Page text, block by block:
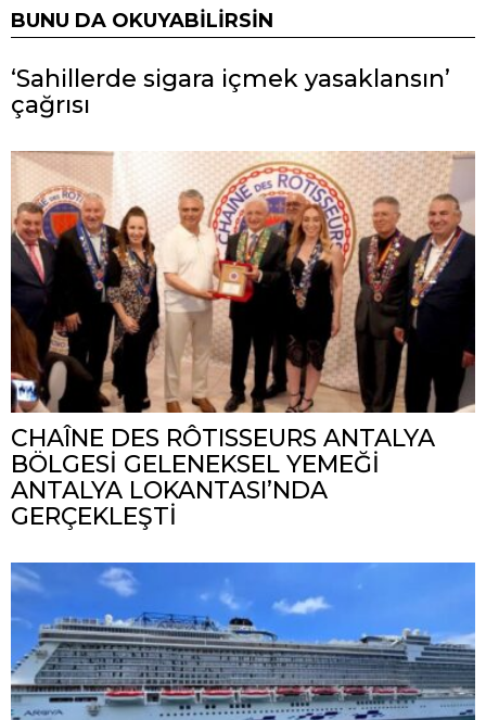
BUNU DA OKUYABILIRSIN
‘Sahillerde sigara içmek yasaklansın’
çağrısı
CHAÎNE DES RÔTISSEURS ANTALYA
BÖLGESİ GELENEKSEL YEMEĞİ
ANTALYA LOKANTASI’NDA
GERÇEKLEŞTİ